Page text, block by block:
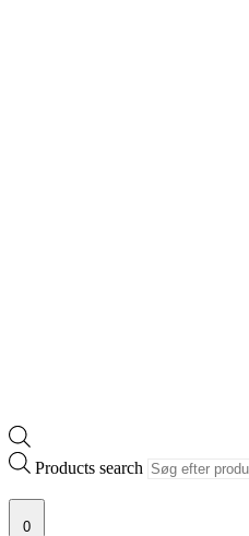
Products search
0